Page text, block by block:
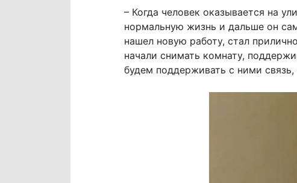
– Когда человек оказывается на
нормальную жизнь и дальше он
нашел новую работу, стал
начали снимать комнату,
будем поддерживать с ними связь,